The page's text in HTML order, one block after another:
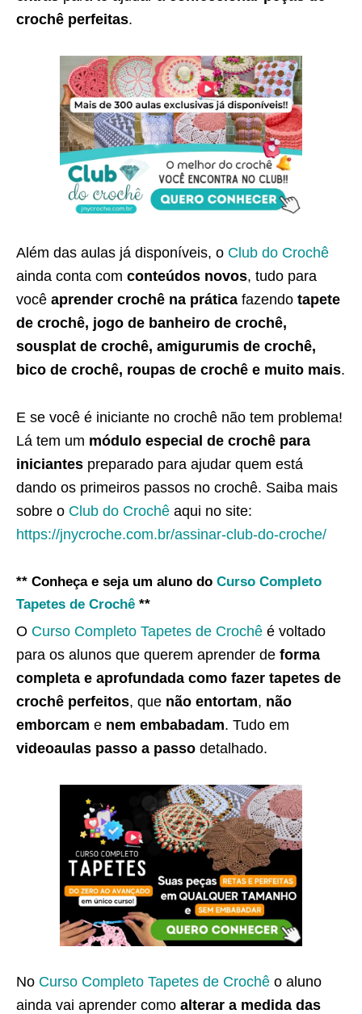
crochê perfeitas.
Além das aulas já disponíveis, o Club do Crochê
ainda conta com conteúdos novos, tudo para
você aprender crochê na prática fazendo tapete
de crochê, jogo de banheiro de crochê,
sousplat de crochê, amigurumis de crochê,
bico de crochê, roupas de crochê e muito mais.
E se você é iniciante no crochê não tem problema!
Lá tem um módulo especial de crochê para
iniciantes preparado para ajudar quem está
dando os primeiros passos no crochê. Saiba mais
sobre o Club do Crochê aqui no site:
https://jnycroche.com.br/assinar-club-do-croche/
** Conheça e seja um aluno do Curso Completo
Tapetes de Crochê **
O Curso Completo Tapetes de Crochê é voltado
para os alunos que querem aprender de forma
completa e aprofundada como fazer tapetes de
crochê perfeitos, que não entortam, não
emborcam e nem embabadam. Tudo em
videoaulas passo a passo detalhado.
No Curso Completo Tapetes de Crochê o aluno
ainda vai aprender como alterar a medida das